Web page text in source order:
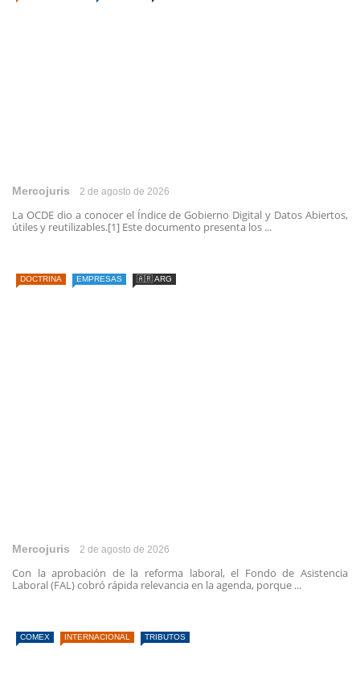
Mercojuris 2 de agosto de 2026
La OCDE dio a conocer el Índice de Gobierno Digital y Datos Abiertos,
útiles y reutilizables.[1] Este documento presenta los ...
DOCTRINA EMPRESAS 🇦🇷 ARG
Mercojuris 2 de agosto de 2026
Con la aprobación de la reforma laboral, el Fondo de Asistencia
Laboral (FAL) cobró rápida relevancia en la agenda, porque ...
COMEX INTERNACIONAL TRIBUTOS